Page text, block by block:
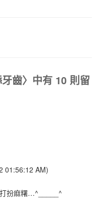
齒〉中有 10 則留
01:56:12 AM)
扮麻糬…^_____^